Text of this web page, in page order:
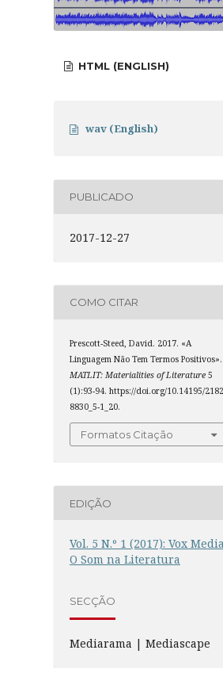
HTML (ENGLISH)
wav (English)
PUBLICADO
2017-12-27
COMO CITAR
Prescott-Steed, David. 2017. «A
Linguagem Não Tem Termos Positivos».
MATLIT: Materialities of Literature 5
(1):93-94. https://doi.org/10.14195/
8830_5-1_20.
Formatos Citação
EDIÇÃO
Vol. 5 N.º 1 (2017): Vox
O Som na Literatura
SECÇÃO
Mediarama | Mediascape